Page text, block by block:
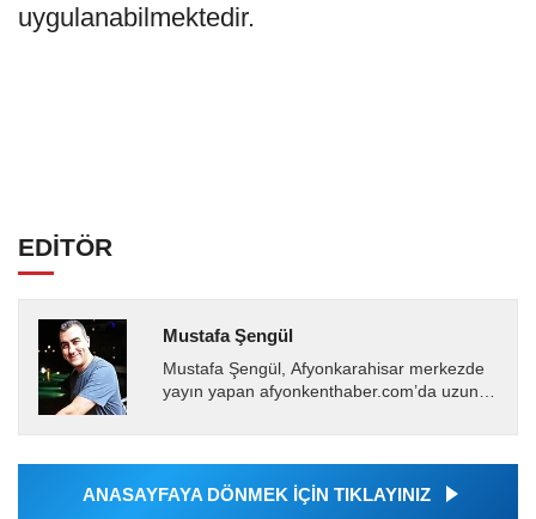
uygulanabilmektedir.
EDİTÖR
Mustafa Şengül
Mustafa Şengül, Afyonkarahisar merkezde
yayın yapan afyonkenthaber.com’da uzun
almakta, haber akışı...
ANASAYFAYA DÖNMEK İÇİN TIKLAYINIZ